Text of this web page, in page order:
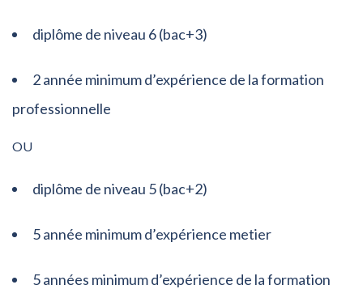
diplôme de niveau 6 (bac+3)
2 année minimum d’expérience de la formation
professionnelle
OU
diplôme de niveau 5 (bac+2)
5 année minimum d’expérience metier
5 années minimum d’expérience de la formation